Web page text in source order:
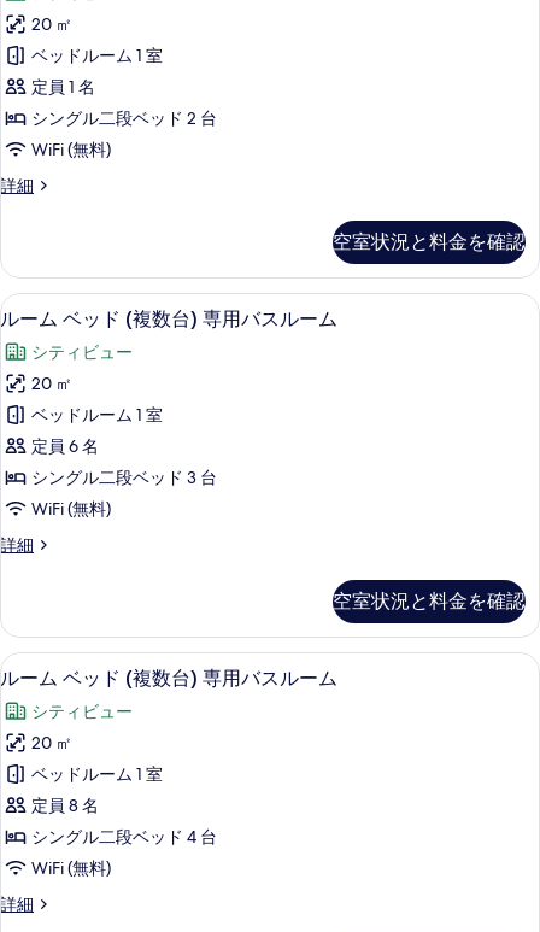
べ
て
の
写
真
を
示
す
る
詳
細
ド
計
10
台
の
ベ
1
台
の
す
べ
て
の
写
真
を
示
す
る
女
共
用
ベ
ッ
ド
計
10
台
ッ
ド
1
台
の
詳
細
ト
リ
ー
ル
ー
男
共
用
ベ
ッ
ド
計
4
台
の
ベ
1
台
の
す
べ
て
の
写
真
を
20 ㎡
ベッドルーム 1 室
定員 1 名
シングル二段ベッド 2 台
WiFi (無料)
詳細
ド
ー
ル
ー
男
女
共
用
ベ
ッ
ド
計
4
台
ッ
ド
1
台
の
詳
細
空室状況と料金を確認
ル
ー
ム
ベ
ッ
ド
(複
台)
用
バ
ス
ル
ー
ム
の
す
べ
て
遮光カーテン、防音設備、アイロン /
5
ルーム ベッド (複数台) 専用バスルーム
シティビュー
20 ㎡
ベッドルーム 1 室
定員 6 名
シングル二段ベッド 3 台
WiFi (無料)
詳細
ル
ッ
ド
(複
台)
専
用
バ
ス
ル
ー
ム
の
詳
空室状況と料金を確認
ル
ー
ム
ベ
ッ
ド
(複
台)
遮光カーテン、防音設備、アイロン /
7
ルーム ベッド (複数台) 専用バスルーム
シティビュー
20 ㎡
ベッドルーム 1 室
定員 8 名
シングル二段ベッド 4 台
WiFi (無料)
詳細
ル